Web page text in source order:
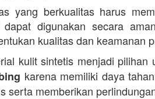
yang berkualitas harus
dapat digunakan secara
kualitas dan keamanan
kulit sintetis menjadi pilihan
karena memiliki daya
serta memberikan